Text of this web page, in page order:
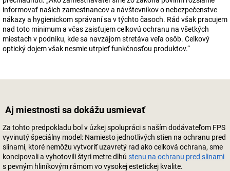
informovať našich zamestnancov a návštevníkov o nebezpečenstve
nákazy a hygienickom správaní sa v týchto časoch. Rád však pracujem
nad toto minimum a včas zaisťujem celkovú ochranu na všetkých
miestach v podniku, kde sa navzájom stretáva veľa osôb. Celkový
optický dojem však nesmie utrpieť funkčnosťou produktov.“
Aj miestnosti sa dokážu usmievať
Za tohto predpokladu bol v úzkej spolupráci s naším dodávateľom FPS
vyvinutý špeciálny model: Namiesto jednotlivých stien na ochranu pred
slinami, ktoré nemôžu vytvoriť uzavretý rad ako celková ochrana, sme
koncipovali a vyhotovili štyri metre dlhú stenu na ochranu pred slinami
s pevným hliníkovým rámom vo vysokej estetickej kvalite.